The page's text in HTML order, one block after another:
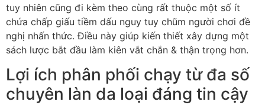
tuy nhiên cũng đi kèm theo cùng rất thuộc một số ít
chứa chấp giấu tiềm dấu nguy tuy chũm người chơi đề
nghị nhấn thức. Điều này giúp kiến thiết xây dựng một
sách lược bắt đầu làm kiên vắt chắn & thận trọng hơn.
Lợi ích phân phối chạy từ đa số
chuyên làn da loại đáng tin cậy